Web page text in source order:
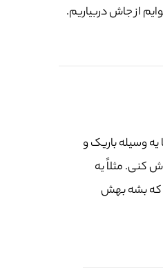
از جاش دربیاریم.
وسیله باریک و
کنی. مثلاً یه
که بشه بهش